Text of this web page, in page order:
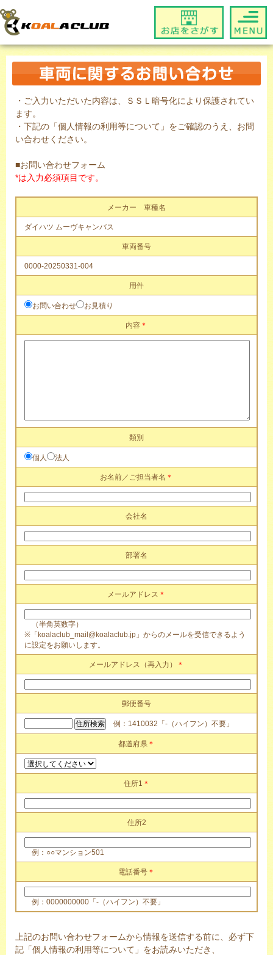
・ご入力いただいた内容は、ＳＳＬ暗号化により保護されてい
ます。
・下記の「個人情報の利用等について」をご確認のうえ、お問
い合わせください。
■お問い合わせフォーム
*は入力必須項目です。
メーカー 車種名
ダイハツ ムーヴキャンバス
車両番号
0000-20250331-004
用件
お問い合わせ お見積り
内容 ＊
類別
個人 法人
お名前／ご担当者名 ＊
会社名
部署名
メールアドレス ＊
（半角英数字）
※「koalaclub_mail@koalaclub.jp」からのメールを受信できるよう
に設定をお願いします。
メールアドレス（再入力） ＊
郵便番号
例：1410032「-（ハイフン）不要」
都道府県 ＊
住所1 ＊
住所2
例：○○マンション501
電話番号 ＊
例：0000000000「-（ハイフン）不要」
上記のお問い合わせフォームから情報を送信する前に、必ず下
記「個人情報の利用等について」をお読みいただき、